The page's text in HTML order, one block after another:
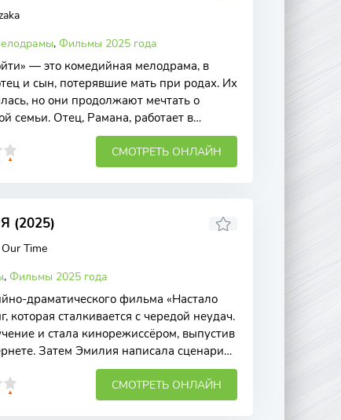
, Фильмы 2025 года
— это комедийная мелодрама, в
и сын, потерявшие мать при родах. Их
но они продолжают мечтать о
семьи. Отец, Рамана, работает в
СМОТРЕТЬ ОНЛАЙН
(2025)
Time
, Фильмы 2025 года
драматического фильма «Настало
сталкивается с чередой неудач.
и стала кинорежиссёром, выпустив
Затем Эмилия написала сценарий
СМОТРЕТЬ ОНЛАЙН